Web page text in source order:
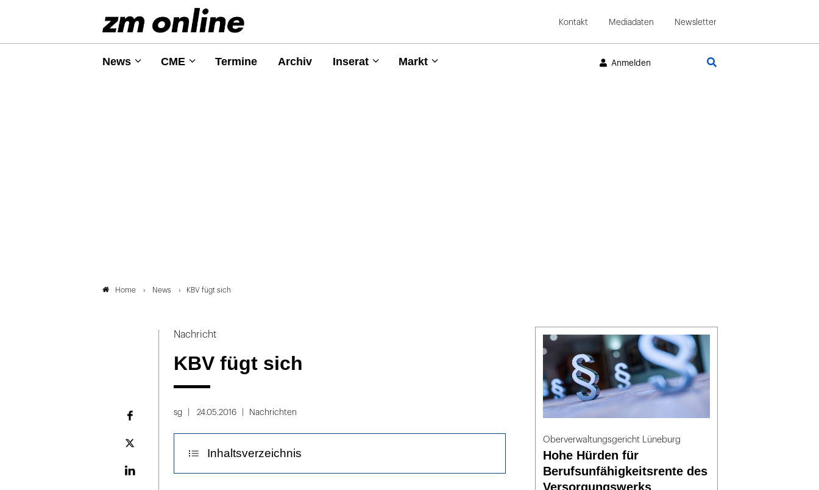
Kontakt Mediadaten Newsletter
News CME Termine Archiv Inserat Markt Anmelden
Home News KBV fügt sich
Nachricht
KBV fügt sich
Plattform
sg 24.05.2016 Nachrichten
Inhaltsverzeichnis
Oberverwaltungsgericht Lüneburg
Hohe Hürden für
Berufsunfähigkeitsrente des
Versorgungswerks